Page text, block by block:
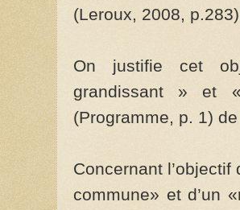
(Leroux, 2008,
On justifie cet
grandissant » et
(Programme, p. 1)
Concernant
commune» et d’un